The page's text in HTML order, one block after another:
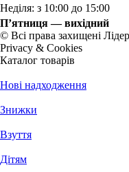
Неділя: з 10:00 до 15:00
П’ятниця — вихідний
© Всі права захищені
Privacy & Cookies
Каталог товарів
Нові надходження
Знижки
Взуття
Дітям